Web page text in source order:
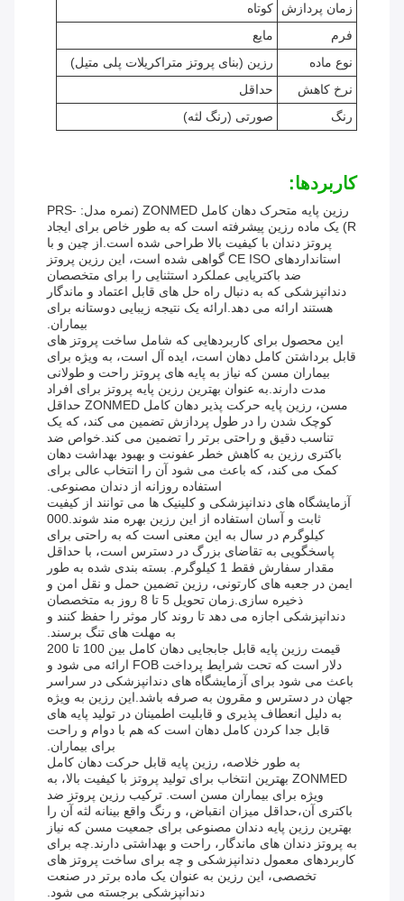
زمان پردازش
کوتاه
فرم
مایع
نوع ماده
رزین (بنای پروتز متراکریلات پلی متیل)
نرخ کاهش
حداقل
رنگ
صورتی (رنگ لثه)
کاربردها:
رزین پایه متحرک دهان کامل ZONMED (نمره مدل: PRS-
R) یک ماده رزین پیشرفته است که به طور خاص برای ایجاد
پروتز دندان با کیفیت بالا طراحی شده است.از چین و با
استانداردهای CE ISO گواهی شده است، این رزین پروتز
ضد باکتریایی عملکرد استثنایی را برای متخصصان
دندانپزشکی که به دنبال راه حل های قابل اعتماد و ماندگار
هستند ارائه می دهد.ارائه یک نتیجه زیبایی دوستانه برای
بیماران.
این محصول برای کاربردهایی که شامل ساخت پروتز های
قابل برداشتن کامل دهان است، ایده آل است، به ویژه برای
بیماران مسن که نیاز به پایه های پروتز راحت و طولانی
مدت دارند.به عنوان بهترین رزین پایه پروتز برای افراد
مسن، رزین پایه حرکت پذیر دهان کامل ZONMED حداقل
کوچک شدن را در طول پردازش تضمین می کند، که یک
تناسب دقیق و راحتی برتر را تضمین می کند.خواص ضد
باکتری رزین به کاهش خطر عفونت و بهبود بهداشت دهان
کمک می کند، که باعث می شود آن را انتخاب عالی برای
استفاده روزانه از دندان مصنوعی.
آزمایشگاه های دندانپزشکی و کلینیک ها می توانند از کیفیت
ثابت و آسان استفاده از این رزین بهره مند شوند.000
کیلوگرم در سال به این معنی است که به راحتی برای
پاسخگویی به تقاضای بزرگ در دسترس است، با حداقل
مقدار سفارش فقط 1 کیلوگرم. بسته بندی شده به طور
ایمن در جعبه های کارتونی، رزین تضمین حمل و نقل امن و
ذخیره سازی.زمان تحویل 5 تا 8 روز به متخصصان
دندانپزشکی اجازه می دهد تا روند کار موثر را حفظ کنند و
به مهلت های تنگ برسند.
قیمت رزین پایه قابل جابجایی دهان کامل بین 100 تا 200
دلار است که تحت شرایط پرداخت FOB ارائه می شود و
باعث می شود برای آزمایشگاه های دندانپزشکی در سراسر
جهان در دسترس و مقرون به صرفه باشد.این رزین به ویژه
به دلیل انعطاف پذیری و قابلیت اطمینان در تولید پایه های
قابل جدا کردن کامل دهان است که هم با دوام و راحت
برای بیماران.
به طور خلاصه، رزین پایه قابل حرکت دهان کامل
ZONMED بهترین انتخاب برای تولید پروتز با کیفیت بالا، به
ویژه برای بیماران مسن است. ترکیب رزین پروتز ضد
باکتری آن،حداقل میزان انقباض، و رنگ واقع بینانه لثه آن را
بهترین رزین پایه دندان مصنوعی برای جمعیت مسن که نیاز
به پروتز دندان های ماندگار، راحت و بهداشتی دارند.چه برای
کاربردهای معمول دندانپزشکی و چه برای ساخت پروتز های
تخصصی، این رزین به عنوان یک ماده برتر در صنعت
دندانپزشکی برجسته می شود.